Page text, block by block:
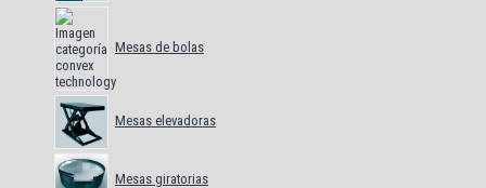
Mesas de bolas
Mesas elevadoras
Mesas giratorias